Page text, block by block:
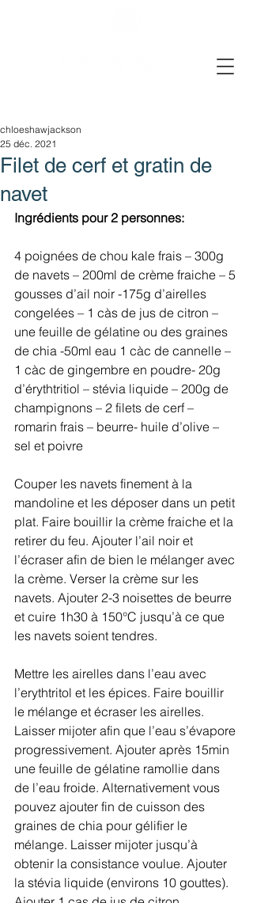
Filet de cerf et gratin de
navet
chloeshawjackson
25 déc. 2021
Ingrédients pour 2 personnes:
4 poignées de chou kale frais – 300g
de navets – 200ml de crème fraiche – 5
gousses d’ail noir -175g d’airelles
congelées – 1 càs de jus de citron –
une feuille de gélatine ou des graines
de chia -50ml eau 1 càc de cannelle –
1 càc de gingembre en poudre- 20g
d’érythtritiol – stévia liquide – 200g de
champignons – 2 filets de cerf –
romarin frais – beurre- huile d’olive –
sel et poivre
Couper les navets finement à la
mandoline et les déposer dans un petit
plat. Faire bouillir la crème fraiche et la
retirer du feu. Ajouter l’ail noir et
l’écraser afin de bien le mélanger avec
la crème. Verser la crème sur les
navets. Ajouter 2-3 noisettes de beurre
et cuire 1h30 à 150°C jusqu’à ce que
les navets soient tendres.
Mettre les airelles dans l’eau avec
l’erythtritol et les épices. Faire bouillir
le mélange et écraser les airelles.
Laisser mijoter afin que l’eau s’évapore
progressivement. Ajouter après 15min
une feuille de gélatine ramollie dans
de l’eau froide. Alternativement vous
pouvez ajouter fin de cuisson des
graines de chia pour gélifier le
mélange. Laisser mijoter jusqu’à
obtenir la consistance voulue. Ajouter
la stévia liquide (environs 10 gouttes).